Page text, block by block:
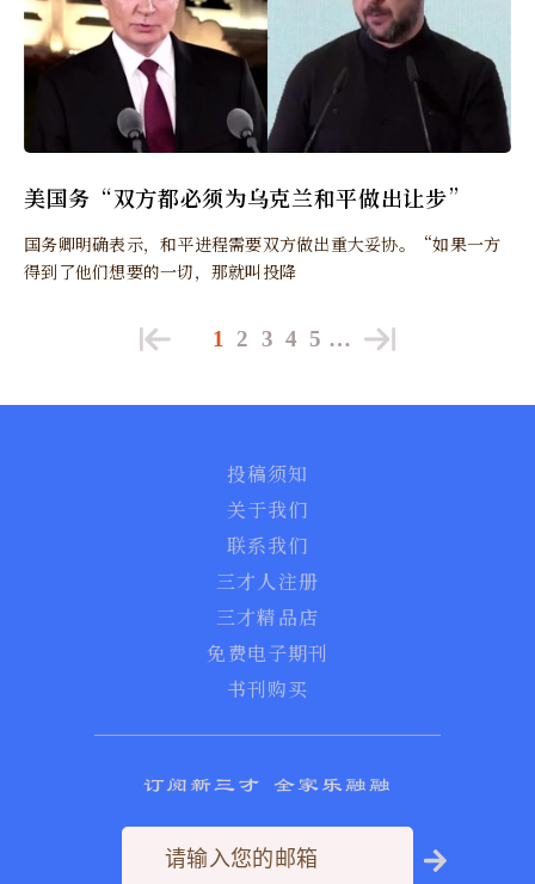
美国务“双方都必须为乌克兰和平做出让步”
国务卿明确表示，和平进程需要双方做出重大妥协。“如果一方
得到了他们想要的一切，那就叫投降
1 2 3 4 5 …
投稿须知
关于我们
联系我们
三才人注册
三才精品店
免费电子期刊
书刊购买
订阅新三才 全家乐融融